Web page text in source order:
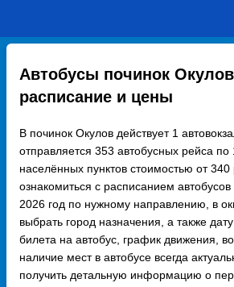
Автобусы починок
расписание и цены
В починок Окулов действует 1
отправляется 353 автобусных рейса
населённых пунктов стоимостью от
ознакомиться с расписанием
2026 год по нужному направлению, в
выбрать город назначения, а также
билета на автобус, график движения,
наличие мест в автобусе всегда
получить детальную информацию о